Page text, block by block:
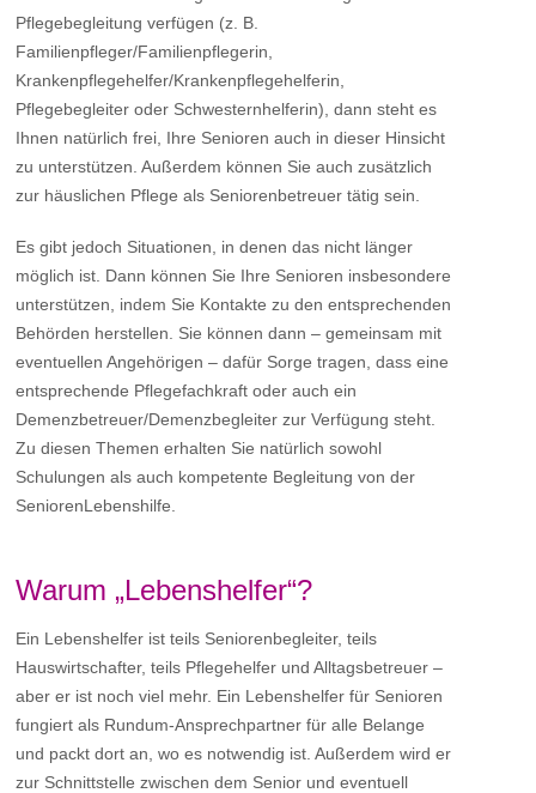
Pflegebegleitung verfügen (z. B.
Familienpfleger/Familienpflegerin,
Krankenpflegehelfer/Krankenpflegehelferin,
Pflegebegleiter oder Schwesternhelferin), dann steht es
Ihnen natürlich frei, Ihre Senioren auch in dieser Hinsicht
zu unterstützen. Außerdem können Sie auch zusätzlich
zur häuslichen Pflege als Seniorenbetreuer tätig sein.
Es gibt jedoch Situationen, in denen das nicht länger
möglich ist. Dann können Sie Ihre Senioren insbesondere
unterstützen, indem Sie Kontakte zu den entsprechenden
Behörden herstellen. Sie können dann – gemeinsam mit
eventuellen Angehörigen – dafür Sorge tragen, dass eine
entsprechende Pflegefachkraft oder auch ein
Demenzbetreuer/Demenzbegleiter zur Verfügung steht.
Zu diesen Themen erhalten Sie natürlich sowohl
Schulungen als auch kompetente Begleitung von der
SeniorenLebenshilfe.
Warum „Lebenshelfer“?
Ein Lebenshelfer ist teils Seniorenbegleiter, teils
Hauswirtschafter, teils Pflegehelfer und Alltagsbetreuer –
aber er ist noch viel mehr. Ein Lebenshelfer für Senioren
fungiert als Rundum-Ansprechpartner für alle Belange
und packt dort an, wo es notwendig ist. Außerdem wird er
zur Schnittstelle zwischen dem Senior und eventuell